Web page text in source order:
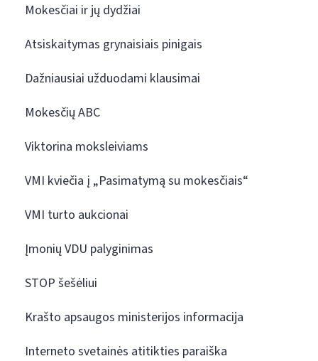
Mokesčiai ir jų dydžiai
Atsiskaitymas grynaisiais pinigais
Dažniausiai užduodami klausimai
Mokesčių ABC
Viktorina moksleiviams
VMI kviečia į „Pasimatymą su mokesčiais“
VMI turto aukcionai
Įmonių VDU palyginimas
STOP šešėliui
Krašto apsaugos ministerijos informacija
Interneto svetainės atitikties paraiška